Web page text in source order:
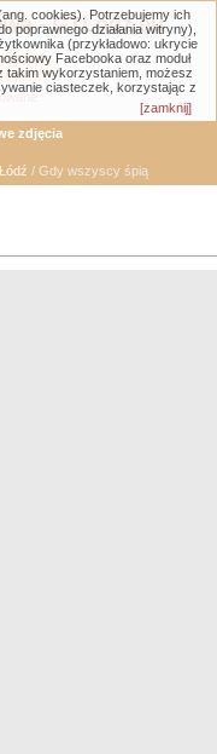
- GTLodz.eu
zdjęcia
/ Gdy wszyscy śpią
cookies). Potrzebujemy ich
poprawnego działania witryny),
(przykładowo: ukrycie
Facebooka oraz moduł
takim wykorzystaniem, możesz
ciasteczek, korzystając z
[zamknij]